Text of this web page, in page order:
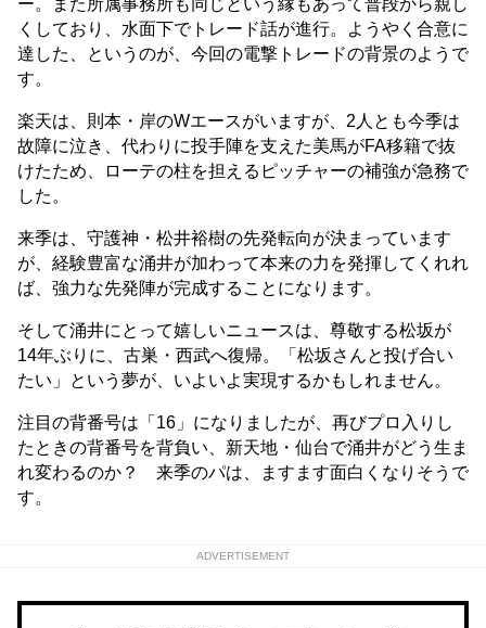
ー。また所属事務所も同じという縁もあって普段から親し
くしており、水面下でトレード話が進行。ようやく合意に
達した、というのが、今回の電撃トレードの背景のようで
す。
楽天は、則本・岸のWエースがいますが、2人とも今季は
故障に泣き、代わりに投手陣を支えた美馬がFA移籍で抜
けたため、ローテの柱を担えるピッチャーの補強が急務で
した。
来季は、守護神・松井裕樹の先発転向が決まっています
が、経験豊富な涌井が加わって本来の力を発揮してくれれ
ば、強力な先発陣が完成することになります。
そして涌井にとって嬉しいニュースは、尊敬する松坂が
14年ぶりに、古巣・西武へ復帰。「松坂さんと投げ合い
たい」という夢が、いよいよ実現するかもしれません。
注目の背番号は「16」になりましたが、再びプロ入りし
たときの背番号を背負い、新天地・仙台で涌井がどう生ま
れ変わるのか？ 来季のパは、ますます面白くなりそうで
す。
ADVERTISEMENT